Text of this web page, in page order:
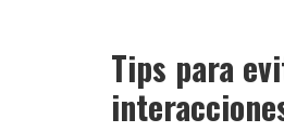
Tips para